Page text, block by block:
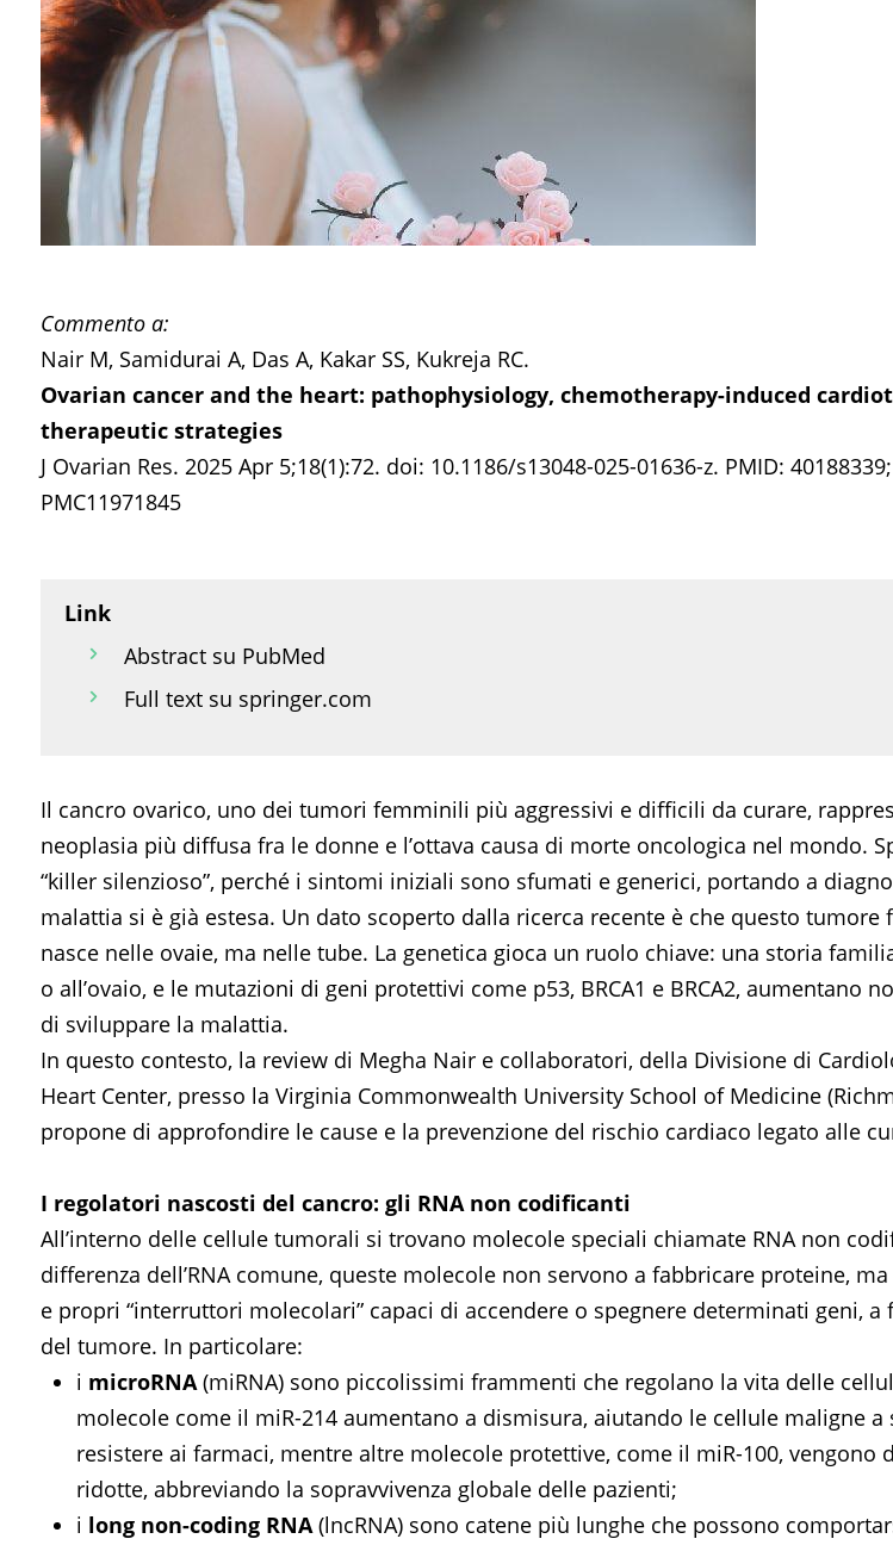
Commento a:
Nair M, Samidurai A, Das A, Kakar SS, Kukreja RC.
Ovarian cancer and the heart: pathophysiology, chemotherapy-induced
therapeutic strategies
J Ovarian Res. 2025 Apr 5;18(1):72. doi: 10.1186/s13048-025-01636-z. PMID:
PMC11971845
Link
Abstract su PubMed
Full text su springer.com
Il cancro ovarico, uno dei tumori femminili più aggressivi e difficili da curare,
neoplasia più diffusa fra le donne e l’ottava causa di morte oncologica nel mondo.
“killer silenzioso”, perché i sintomi iniziali sono sfumati e generici, portando a
malattia si è già estesa. Un dato scoperto dalla ricerca recente è che questo tumore
nasce nelle ovaie, ma nelle tube. La genetica gioca un ruolo chiave: una storia
o all’ovaio, e le mutazioni di geni protettivi come p53, BRCA1 e BRCA2, aumentano
di sviluppare la malattia.
In questo contesto, la review di Megha Nair e collaboratori, della Divisione di
Heart Center, presso la Virginia Commonwealth University School of Medicine
propone di approfondire le cause e la prevenzione del rischio cardiaco legato alle
I regolatori nascosti del cancro: gli RNA non codificanti
All’interno delle cellule tumorali si trovano molecole speciali chiamate RNA non
differenza dell’RNA comune, queste molecole non servono a fabbricare proteine,
e propri “interruttori molecolari” capaci di accendere o spegnere determinati geni, a
del tumore. In particolare:
i microRNA(miRNA) sono piccolissimi frammenti che regolano la vita delle
molecole come il miR-214 aumentano a dismisura, aiutando le cellule maligne a
resistere ai farmaci, mentre altre molecole protettive, come il miR-100, vengono
ridotte, abbreviando la sopravvivenza globale delle pazienti;
i long non-coding RNA(lncRNA) sono catene più lunghe che possono